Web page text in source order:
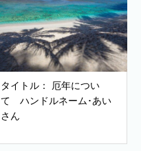
タイトル： 厄年につい
て ハンドルネーム･あい
さん